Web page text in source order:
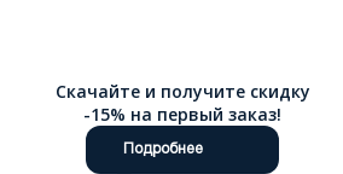
Скачайте и получите скидку
-15% на первый заказ!
Подробнее